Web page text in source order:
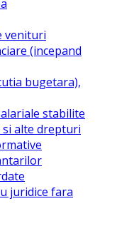
venituri
(incepand
bugetara),
stabilite
alte drepturi
juridice fara